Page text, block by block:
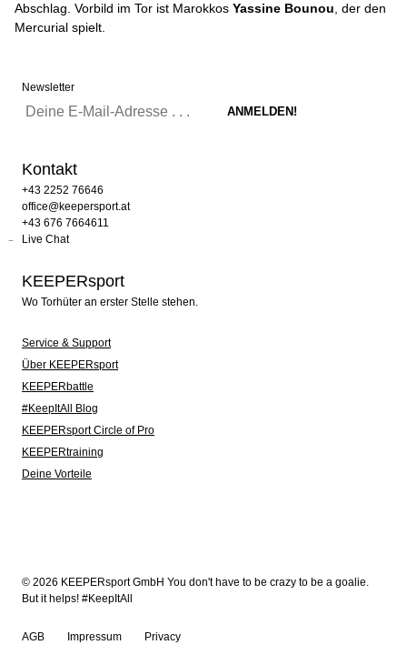
Abschlag. Vorbild im Tor ist Marokkos Yassine Bounou , der den
Mercurial spielt.
Newsletter
Kontakt
+43 2252 76646
office@keepersport.at
+43 676 7664611
Live Chat
KEEPERsport
Wo Torhüter an erster Stelle stehen.
Service & Support
Über KEEPERsport
KEEPERbattle
#KeepItAll Blog
KEEPERsport Circle of Pro
KEEPERtraining
Deine Vorteile
© 2026 KEEPERsport GmbH You don't have to be crazy to be a goalie.
But it helps! #KeepItAll
AGB Impressum Privacy